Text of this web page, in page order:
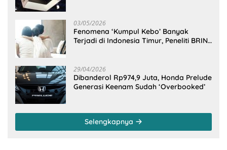
03/05/2026
Fenomena ‘Kumpul Kebo’ Banyak
Terjadi di Indonesia Timur, Peneliti BRIN
29/04/2026
Dibanderol Rp974,9 Juta, Honda Prelude
Generasi Keenam Sudah ‘Overbooked’
Selengkapnya